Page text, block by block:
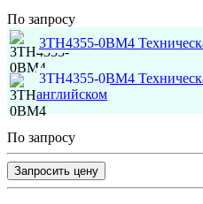
По запросу
3TH4355-0BM4
3TH4355-0BM4
английском
По запросу
Запросить цену